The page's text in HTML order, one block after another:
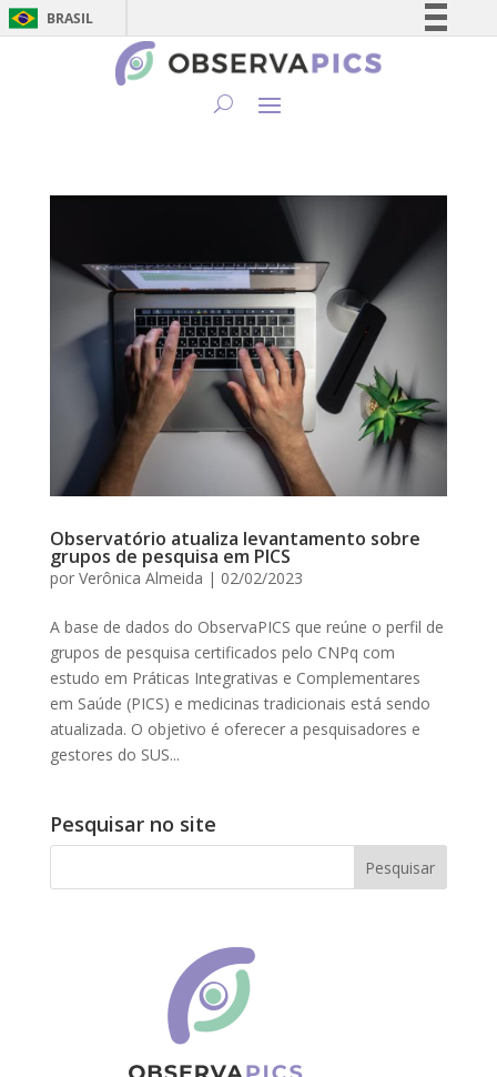
BRASIL
Simplifique!
Observatório atualiza levantamento sobre
grupos de pesquisa em PICS
por Verônica Almeida | 02/02/2023
A base de dados do ObservaPICS que reúne o perfil de
grupos de pesquisa certificados pelo CNPq com
estudo em Práticas Integrativas e Complementares
em Saúde (PICS) e medicinas tradicionais está sendo
atualizada. O objetivo é oferecer a pesquisadores e
gestores do SUS...
Pesquisar no site